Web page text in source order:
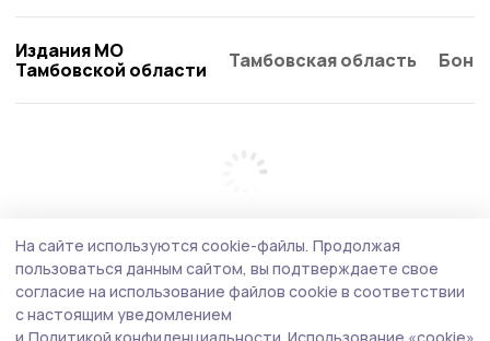
Издания МО
Тамбовской области
Тамбовская область
На сайте используются cookie-файлы. Продолжая
пользоваться данным сайтом, вы подтверждаете свое
согласие на использование файлов cookie в соответствии
с настоящим уведомлением